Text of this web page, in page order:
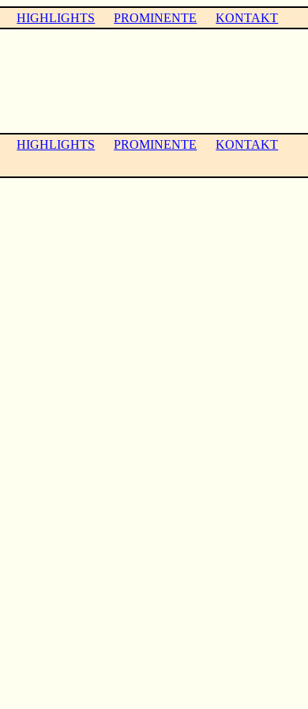
HIGHLIGHTS PROMINENTE KONTAKT
HIGHLIGHTS PROMINENTE KONTAKT